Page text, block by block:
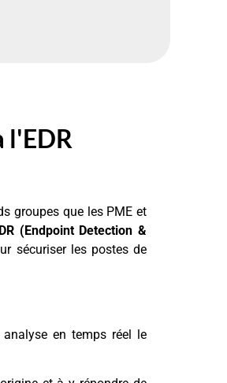
l'EDR
groupes que les PME et
(Endpoint Detection &
sécuriser les postes de
analyse en temps réel le